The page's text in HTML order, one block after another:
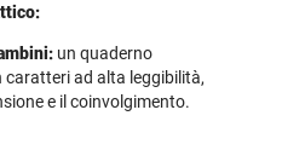
un quaderno
ad alta leggibilità,
e il coinvolgimento.